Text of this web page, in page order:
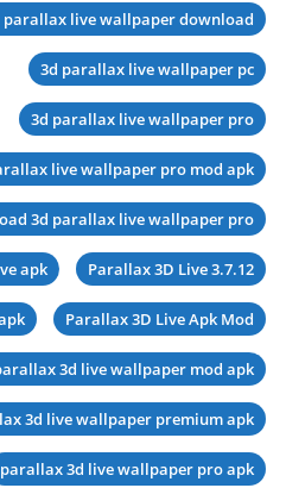
parallax live wallpaper download
3d parallax live wallpaper pc
3d parallax live wallpaper pro
live wallpaper pro mod apk
3d parallax live wallpaper pro
Parallax 3D Live 3.7.12
apk
Parallax 3D Live Apk Mod
3d live wallpaper mod apk
3d live wallpaper premium apk
parallax 3d live wallpaper pro apk